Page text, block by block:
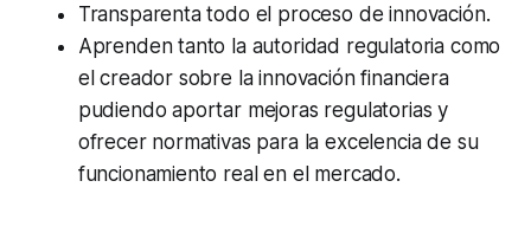
Transparenta todo el proceso de innovación.
Aprenden tanto la autoridad regulatoria como
el creador sobre la innovación financiera
pudiendo aportar mejoras regulatorias y
ofrecer normativas para la excelencia de su
funcionamiento real en el mercado.